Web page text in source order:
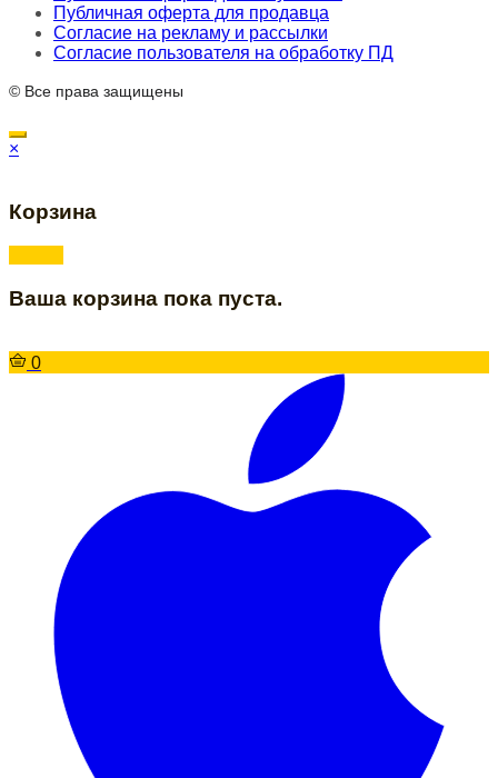
Публичная оферта для продавца
Согласие на рекламу и рассылки
Согласие пользователя на обработку ПД
© Все права защищены
×
Корзина
Ваша корзина пока пуста.
0